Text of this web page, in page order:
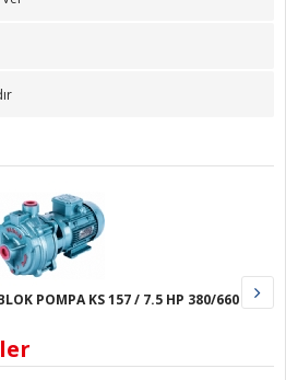
POMPA KS 157 / 7.5 HP 380/660 V